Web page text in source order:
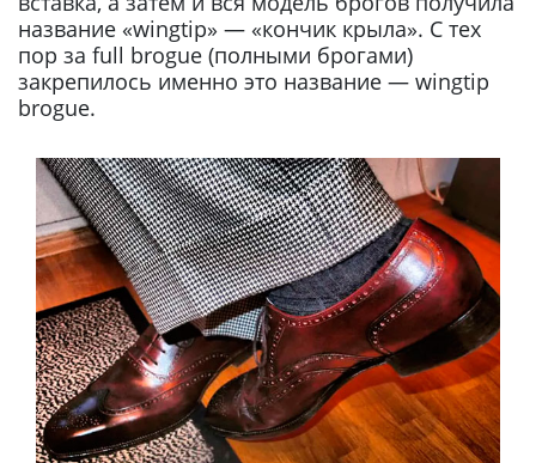
название «wingtip» — «кончик крыла». С тех
пор за full brogue (полными брогами)
закрепилось именно это название — wingtip
brogue.